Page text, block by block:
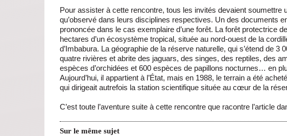
Pour assister à cette rencontre, tous les invités devaient soumettre
qu’observé dans leurs disciplines respectives. Un des documents
prononcée dans le cas exemplaire d’une forêt. La forêt protectrice
hectares d’un écosystème tropical, située au nord-ouest de la
d’Imbabura. La géographie de la réserve naturelle, qui s’étend de 3
quatre rivières et abrite des jaguars, des singes, des reptiles, des
espèces d’orchidées et 600 espèces de papillons nocturnes… en
Aujourd’hui, il appartient à l’État, mais en 1988, le terrain a été
qui dirigeait autrefois la station scientifique située au cœur de la
C’est toute l’aventure suite à cette rencontre que racontre l’article
Sur le même sujet